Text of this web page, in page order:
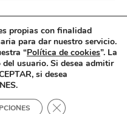
de capital riesgo
hasta 15
Qida para
EM
propias con finalidad
para dar nuestro servicio.
“Política de cookies”. La
del usuario. Si desea admitir
si desea
Cerrar el banner